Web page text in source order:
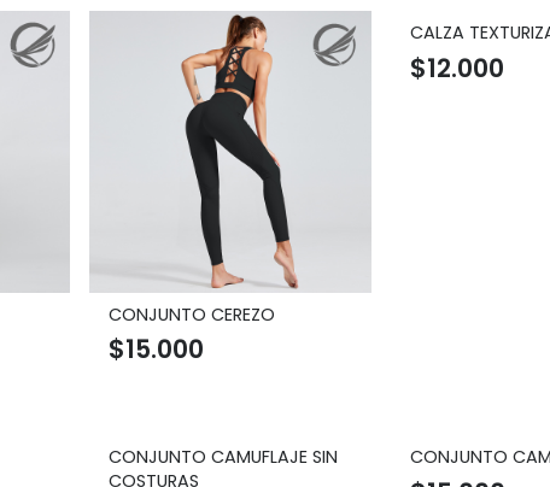
CONJUNTO CEREZO
$15.000
CALZA
$12.000
CONJUNTO CAMUFLAJE SIN
COSTURAS
CONJUNTO